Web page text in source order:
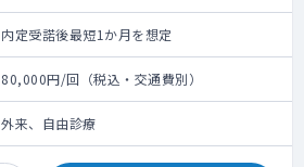
内定受諾後最短1か月を想定
80,000円/回（税込・交通費別）
外来、自由診療